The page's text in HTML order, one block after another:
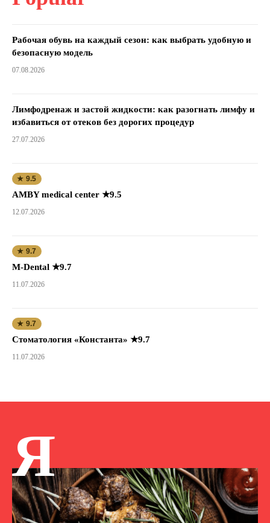
Рабочая обувь на каждый сезон: как выбрать удобную и
безопасную модель
07.08.2026
Лимфодренаж и застой жидкости: как разогнать лимфу и
избавиться от отеков без дорогих процедур
27.07.2026
★ 9.5
AMBY medical center ★9.5
12.07.2026
★ 9.7
M-Dental ★9.7
11.07.2026
★ 9.7
Стоматология «Константа» ★9.7
11.07.2026
Я